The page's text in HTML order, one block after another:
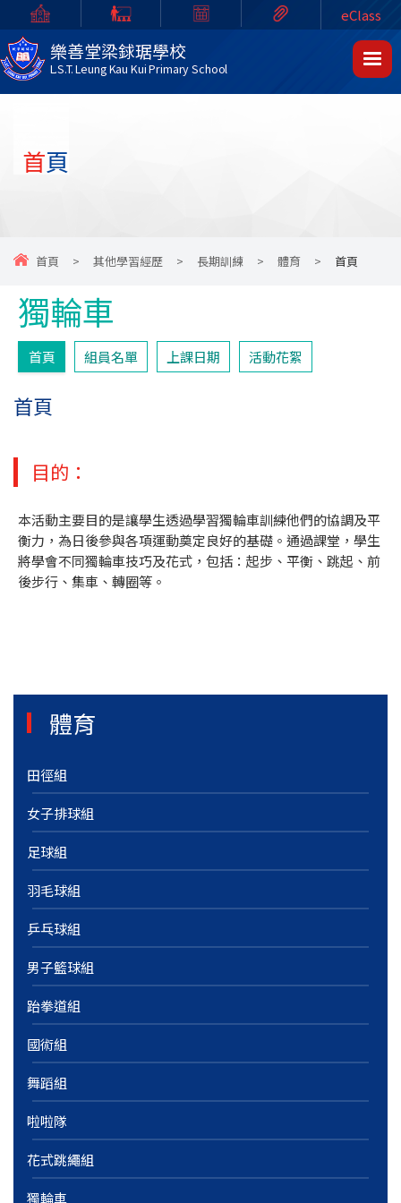
樂善堂梁銶琚學校
L.S.T. Leung Kau Kui Primary School
eClass
首頁
首頁 > 其他學習經歷 > 長期訓練 > 體育 > 首頁
獨輪車
首頁 組員名單 上課日期 活動花絮
首頁
目的：
本活動主要目的是讓學生透過學習獨輪車訓練他們的協調及平
衡力，為日後參與各項運動奠定良好的基礎。通過課堂，學生
將學會不同獨輪車技巧及花式，包括：起步、平衡、跳起、前
後步行、集車、轉圈等。
體育
田徑組
女子排球組
足球組
羽毛球組
乒乓球組
男子籃球組
跆拳道組
國術組
舞蹈組
啦啦隊
花式跳繩組
獨輪車